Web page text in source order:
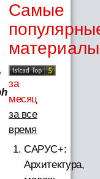
Самые
материалы
за
месяц
за все
время
САРУС+:
Архитектура,